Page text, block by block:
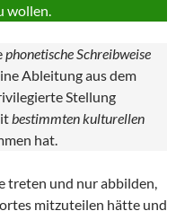
wollen.
phonetische Schreibweise
Ableitung aus dem
Stellung
bestimmten kulturellen
hat.
treten und nur abbilden,
mitzuteilen hätte und